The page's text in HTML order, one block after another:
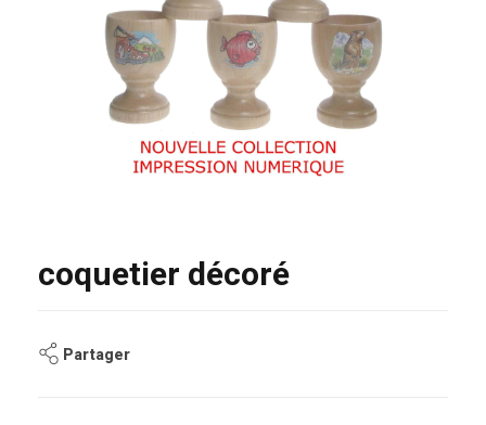
coquetier décoré
Partager